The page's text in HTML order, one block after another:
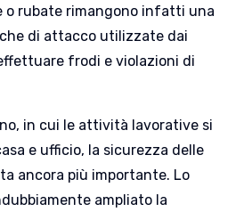
o rubate rimangono infatti una
di attacco utilizzate dai
frodi e violazioni di
in cui le attività lavorative si
e ufficio, la sicurezza delle
ancora più importante. Lo
ampliato la